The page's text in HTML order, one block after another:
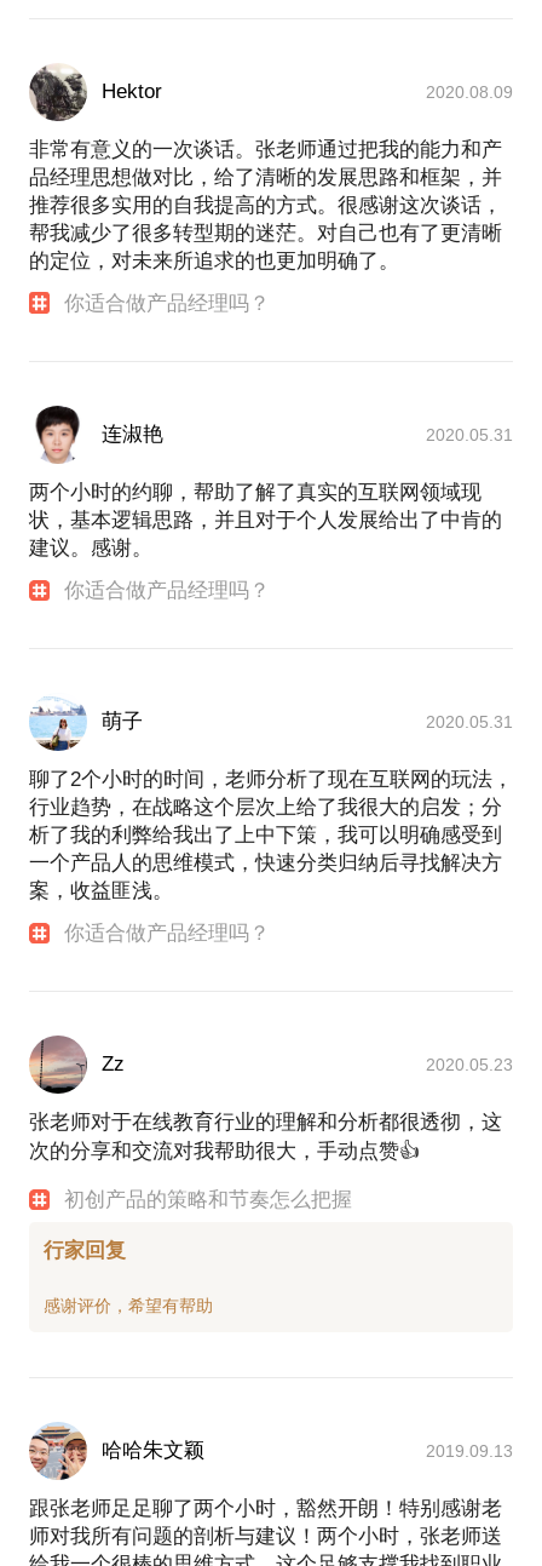
Hektor 2020.08.09
非常有意义的一次谈话。张老师通过把我的能力和产
品经理思想做对比，给了清晰的发展思路和框架，并
推荐很多实用的自我提高的方式。很感谢这次谈话，
帮我减少了很多转型期的迷茫。对自己也有了更清晰
的定位，对未来所追求的也更加明确了。
你适合做产品经理吗？
连淑艳 2020.05.31
两个小时的约聊，帮助了解了真实的互联网领域现
状，基本逻辑思路，并且对于个人发展给出了中肯的
建议。感谢。
你适合做产品经理吗？
萌子 2020.05.31
聊了2个小时的时间，老师分析了现在互联网的玩法，
行业趋势，在战略这个层次上给了我很大的启发；分
析了我的利弊给我出了上中下策，我可以明确感受到
一个产品人的思维模式，快速分类归纳后寻找解决方
案，收益匪浅。
你适合做产品经理吗？
Zz 2020.05.23
张老师对于在线教育行业的理解和分析都很透彻，这
次的分享和交流对我帮助很大，手动点赞👍
初创产品的策略和节奏怎么把握
行家回复
哈哈朱文颖 2019.09.13
跟张老师足足聊了两个小时，豁然开朗！特别感谢老
师对我所有问题的剖析与建议！两个小时，张老师送